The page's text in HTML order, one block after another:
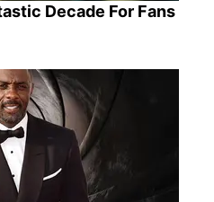
Decade For Fans